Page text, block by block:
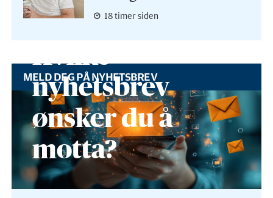
18 timer siden
MELD DEG PÅ NYHETSBREV
Hvilke
nyhetsbrev
ønsker du å
motta?